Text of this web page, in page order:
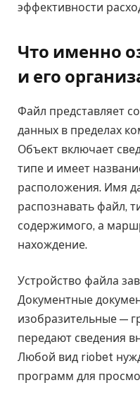
эффективности
Что именно
и его
Файл представляет
данных в пределах
Объект включает
типе и имеет
расположения. Имя
распознавать файл,
содержимого, а
нахождение.
Устройство файла
Документные
изобразительные —
передают сведения
Любой вид riobet
программ для